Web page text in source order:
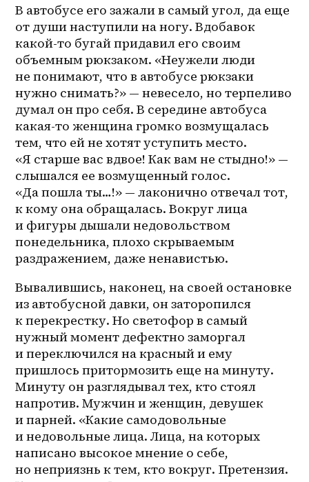
В автобусе его зажали в самый угол, да еще
от души наступили на ногу. Вдобавок
какой-то бугай придавил его своим
объемным рюкзаком. «Неужели люди
не понимают, что в автобусе рюкзаки
нужно снимать?» — невесело, но терпеливо
думал он про себя. В середине автобуса
какая-то женщина громко возмущалась
тем, что ей не хотят уступить место.
«Я старше вас вдвое! Как вам не стыдно!» —
слышался ее возмущенный голос.
«Да пошла ты…!» — лаконично отвечал тот,
к кому она обращалась. Вокруг лица
и фигуры дышали недовольством
понедельника, плохо скрываемым
раздражением, даже ненавистью.
Вывалившись, наконец, на своей остановке
из автобусной давки, он заторопился
к перекрестку. Но светофор в самый
нужный момент дефектно заморгал
и переключился на красный и ему
пришлось притормозить еще на минуту.
Минуту он разглядывал тех, кто стоял
напротив. Мужчин и женщин, девушек
и парней. «Какие самодовольные
и недовольные лица. Лица, на которых
написано высокое мнение о себе,
но неприязнь к тем, кто вокруг. Претензия.